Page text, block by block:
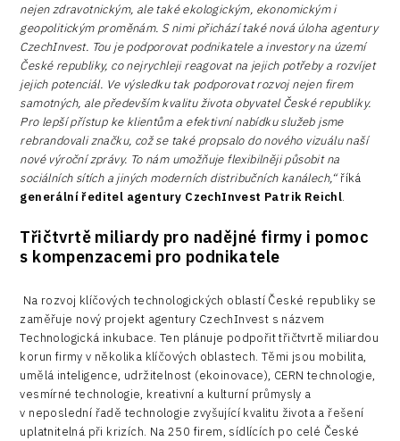
nejen zdravotnickým, ale také ekologickým, ekonomickým i
geopolitickým proměnám. S nimi přichází také nová úloha agentury
CzechInvest. Tou je podporovat podnikatele a investory na území
České republiky, co nejrychleji reagovat na jejich potřeby a rozvíjet
jejich potenciál. Ve výsledku tak podporovat rozvoj nejen firem
samotných, ale především kvalitu života obyvatel České republiky.
Pro lepší přístup ke klientům a efektivní nabídku služeb jsme
rebrandovali značku, což se také propsalo do nového vizuálu naší
nové výroční zprávy. To nám umožňuje flexibilněji působit na
sociálních sítích a jiných moderních distribučních kanálech,“říká
generální ředitel agentury CzechInvest Patrik Reichl.
Třičtvrtě miliardy pro nadějné firmy i pomoc
s kompenzacemi pro podnikatele
Na rozvoj klíčových technologických oblastí České republiky se
zaměřuje nový projekt agentury CzechInvest s názvem
Technologická inkubace. Ten plánuje podpořit třičtvrtě miliardou
korun firmy v několika klíčových oblastech. Těmi jsou mobilita,
umělá inteligence, udržitelnost (ekoinovace), CERN technologie,
vesmírné technologie, kreativní a kulturní průmysly a
v neposlední řadě technologie zvyšující kvalitu života a řešení
uplatnitelná při krizích. Na 250 firem, sídlících po celé České